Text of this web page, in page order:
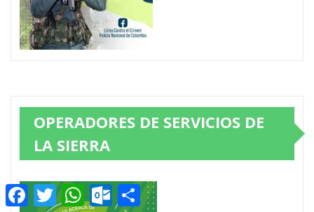
OPERADORES DE SERVICIOS DE
LA SIERRA
Facebook
TwitterWhatsAppOutlook.com
Compartir